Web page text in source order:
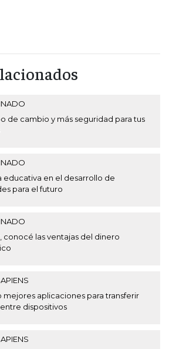
de cambio y más seguridad para tus
educativa en el desarrollo de
para el futuro
conocé las ventajas del dinero
mejores aplicaciones para transferir
dispositivos